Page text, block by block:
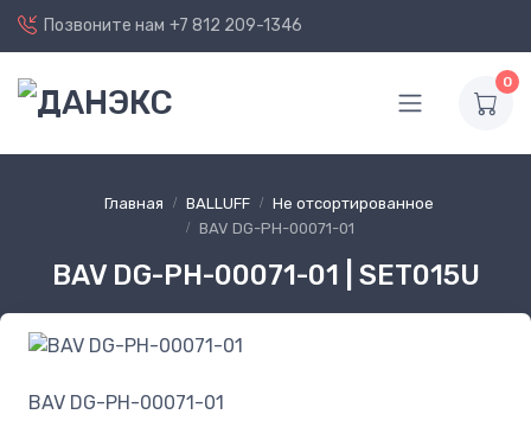
Позвоните нам +7 812 209-1346
0
Главная BALLUFF
Не отсортированное
BAV DG-PH-00071-01
BAV DG-PH-00071-01 | SET015U
BAV DG-PH-00071-01